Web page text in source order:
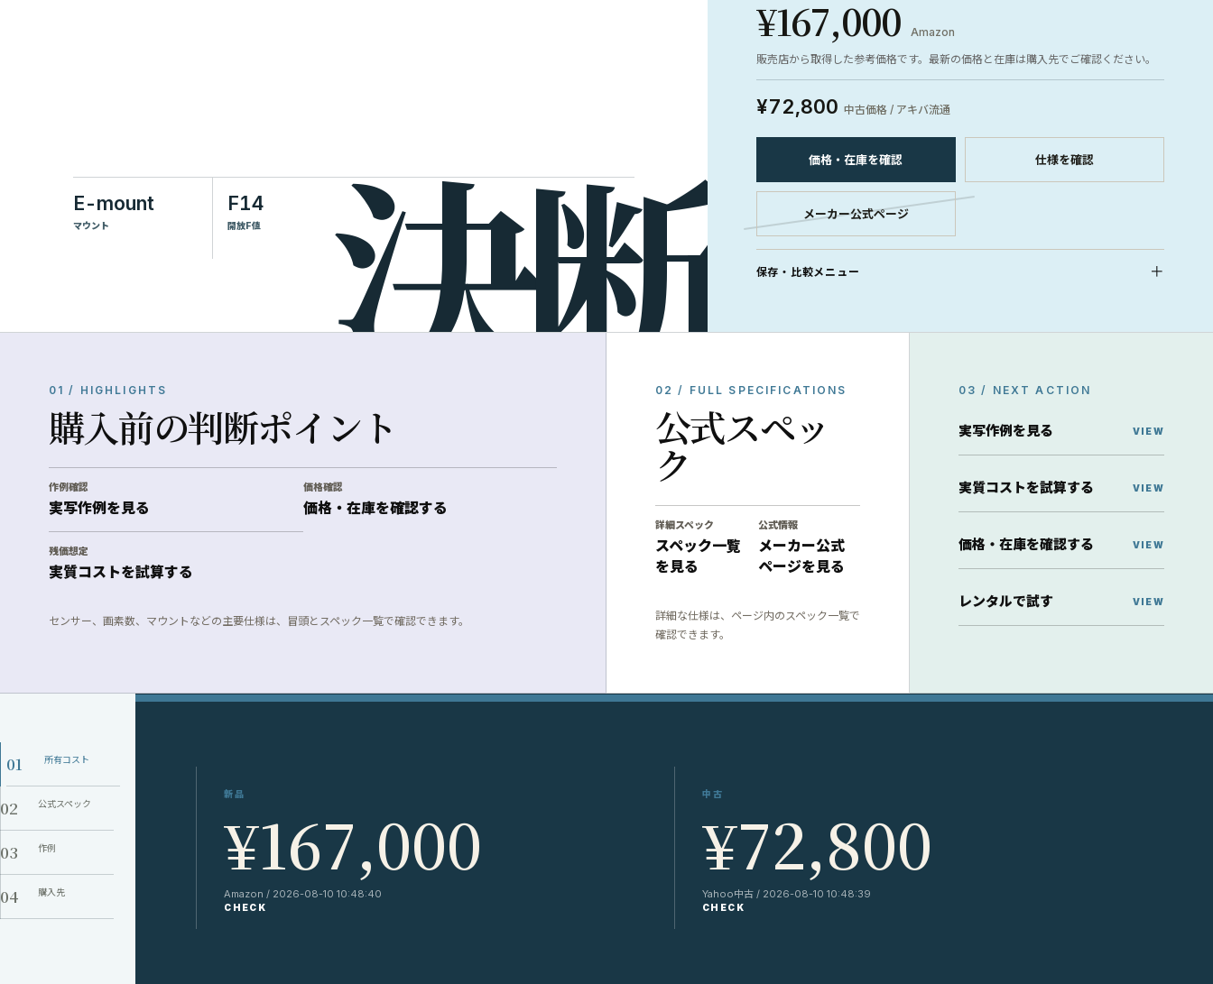
E-mount
マウント
F14
開放F値
¥167,000
Amazon
販売店から取得した参考価格です。最新の価格と在庫は購入先でご確認ください。
¥72,800 中古価格 / アキバ流通
価格・在庫を確認 仕様を確認
メーカー公式ページ
保存・比較メニュー
01 / HIGHLIGHTS
購入前の判断ポイント
作例確認
実写作例を見る
価格確認
価格・在庫を確認する
残価想定
実質コストを試算する
センサー、画素数、マウントなどの主要仕様は、冒頭とスペック一覧で確認できます。
02 / FULL SPECIFICATIONS
公式スペッ
ク
詳細スペック
スペック一覧
を見る
公式情報
メーカー公式
ページを見る
詳細な仕様は、ページ内のスペック一覧で
確認できます。
03 / NEXT ACTION
実写作例を見る
実質コストを試算する
価格・在庫を確認する
レンタルで試す
01 所有コスト
02 公式スペック
03 作例
04 購入先
新品
¥167,000
Amazon / 2026-08-10 10:48:40
CHECK
中古
¥72,800
Yahoo中古 / 2026-08-10 10:48:39
CHECK